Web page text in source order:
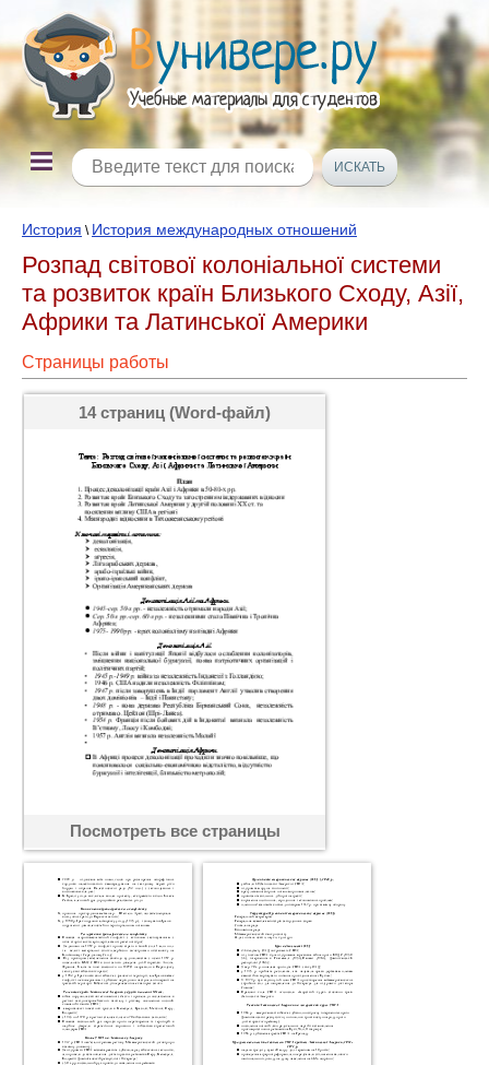
История \ История международных отношений
Розпад світової колоніальної системи
та розвиток країн Близького Сходу, Азії,
Африки та Латинської Америки
Страницы работы
14 страниц (Word-файл)
Посмотреть все страницы